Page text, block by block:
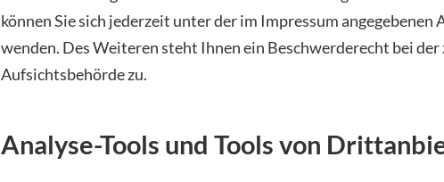
können Sie sich jederzeit unter der im Impressum angegebenen
wenden. Des Weiteren steht Ihnen ein Beschwerderecht bei der
Aufsichtsbehörde zu.
Analyse-Tools und Tools von